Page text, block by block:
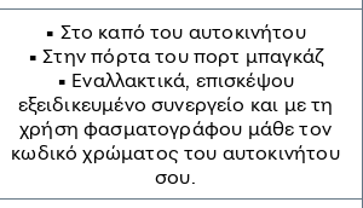
• Στο καπό του αυτοκινήτου
• Στην πόρτα του πορτ μπαγκάζ
• Εναλλακτικά, επισκέψου
εξειδικευμένο συνεργείο και με τη
χρήση φασματογράφου μάθε τον
κωδικό χρώματος του αυτοκινήτου
σου.